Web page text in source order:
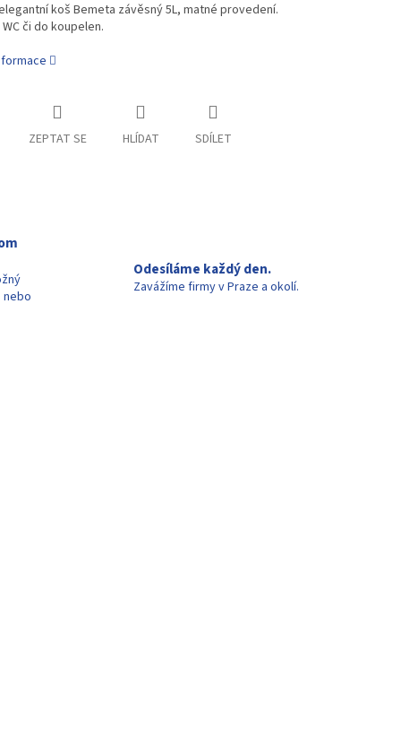
koš Bemeta závěsný 5L, matné provedení.
či do koupelen.
ZEPTAT SE HLÍDAT SDÍLET
Odesíláme každý den.
Zavážíme firmy v Praze a okolí.